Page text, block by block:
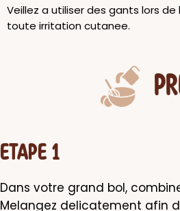
Veillez a utiliser des gants lors
toute irritation cutanee.
ETAPE 1
Dans votre grand bol,
Melangez delicatement afin